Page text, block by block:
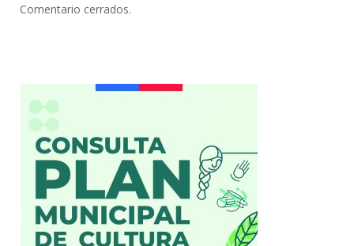
Comentario cerrados.